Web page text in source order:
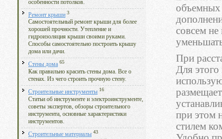
особенности потолков.
Ремонт крыши 3
Самостоятельный ремонт крыши для более
хорошей прочности. Утепление и
гидроизоляция крыши своими руками.
Способы самостоятельно построить крышу
дома или дачи.
Стены дома 65
Как правильно красить стены дома. Все о
стенах. Из чего строить прочную стену.
Строительные инструменты 16
Статьи об инструменте и электроинструменте,
советы экспертов, обзоры строительного
инструмента, основные характеристики
инструментов.
Строительные материалы 43
объемных
совсем не
При
Для
при этом
стилем